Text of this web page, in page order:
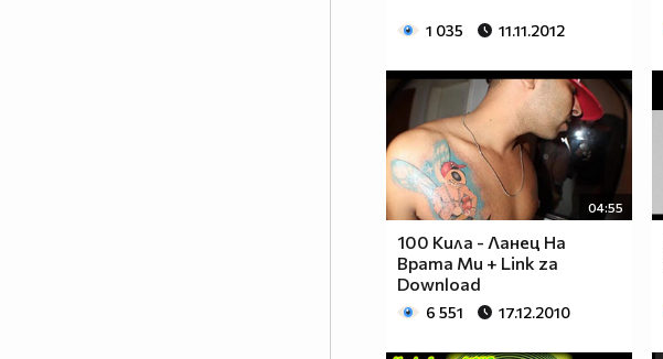
1 035 11.11.2012
04:55
100 Кила - Ланец На
Врата Ми + Link za
Download
6 551 17.12.2010